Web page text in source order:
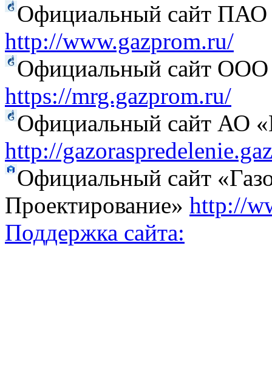
Официальный сайт ПАО
http://www.gazprom.ru/
Официальный сайт ООО
https://mrg.gazprom.ru/
Официальный сайт АО
http://
Официальный сайт
Проектирование» http://
Поддержка сайта: